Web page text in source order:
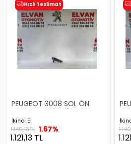
Hızlı Teslimat
PEUGEOT 3008 SOL ÖN
TAMPON BRAKETİ
İkinci El
1.140,13TL 1.67%
1.121,13 TL